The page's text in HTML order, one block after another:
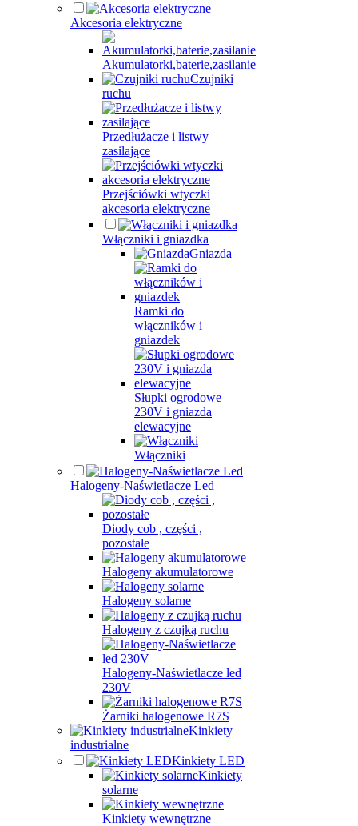
Akcesoria elektryczne
Akumulatorki,baterie,zasilanie
Czujniki
ruchu
Przedłużacze i listwy
zasilające
Przejściówki wtyczki
akcesoria elektryczne
Włączniki i gniazdka
Gniazda
Ramki do
włączników i
gniazdek
Słupki ogrodowe
230V i gniazda
elewacyjne
Włączniki
Halogeny-Naświetlacze Led
Diody cob , części ,
pozostałe
Halogeny akumulatorowe
Halogeny solarne
Halogeny z czujką ruchu
Halogeny-Naświetlacze led
230V
Żarniki halogenowe R7S
Kinkiety
industrialne
Kinkiety LED
Kinkiety
solarne
Kinkiety wewnętrzne